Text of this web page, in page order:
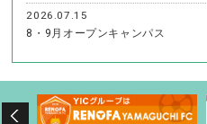
2026.07.15
8・9月オープンキャンパス